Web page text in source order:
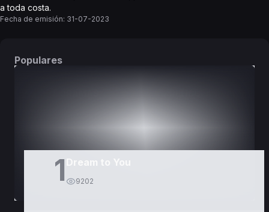
a toda costa.
Fecha de emisión: 31-07-2023
Populares
1 Dream to You
9202